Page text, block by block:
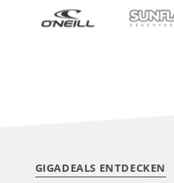
GIGADEALS ENTDECKEN